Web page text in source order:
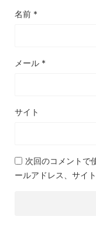
名前 *
メール *
サイト
次回のコメントで
ールアドレス、サイ